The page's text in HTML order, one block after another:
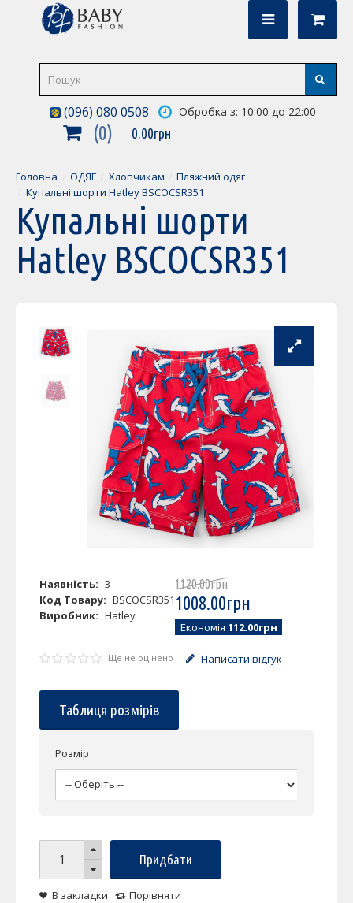
(096) 080 0508 Обробка з: 10:00 до 22:00
0 0.00грн
Головна ОДЯГ Хлопчикам
Пляжний одяг
Купальні шорти Hatley BSCOCSR351
Купальні шорти
Hatley BSCOCSR351
Наявність: 3
Код Товару: BSCOCSR351
Виробник: Hatley
1120.00грн
1008.00грн
Економія 112.00грн
Ще не оцінено Написати відгук
Таблиця розмірів
Розмір
Придбати
В закладки Порівняти